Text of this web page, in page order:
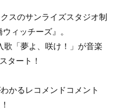
スのサンライズスタジオ制
ィッチーズ』。
「夢よ、咲け！」が音楽
タート！
かるレコメンドコメント